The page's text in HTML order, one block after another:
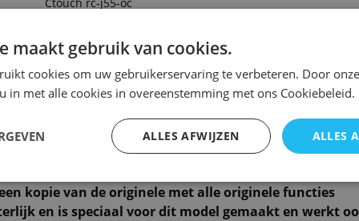
Ctouch rc-j55-oc
rc-j55-oc
kopie van de originele met alle originele functies
en is speciaal voor dit model gemaakt en werkt
maakt gebruik van cookies.
cookies om uw gebruikerservaring te verbeteren. Door
in met alle cookies in overeenstemming met ons Cookiebeleid.
ALLES
ALLES AFWIJZEN